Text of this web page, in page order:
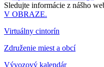
Sledujte informácie z nášho
V OBRAZE.
Virtuálny cintorín
Združenie miest a obcí
Vývozový kalendár